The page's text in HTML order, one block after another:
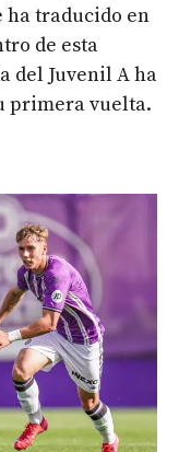
ha traducido en
de esta
del Juvenil A ha
primera vuelta.